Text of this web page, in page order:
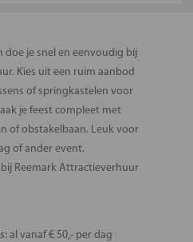
doe je snel en eenvoudig bij
Kies uit een ruim aanbod
of springkastelen voor
je feest compleet met
of obstakelbaan. Leuk voor
of ander event.
Reemark Attractieverhuur
al vanaf € 50,- per dag